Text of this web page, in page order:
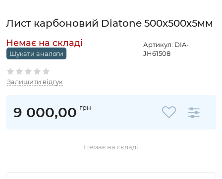
Лист карбоновий Diatone 500x500x5мм
Шукати аналоги
Артикул: DIA-
JH61508
Залишити відгук
9 000,00 грн
Немає на складі